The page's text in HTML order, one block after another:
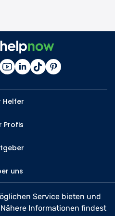
Helfer
Profis
uns
Service bieten und
Informationen findest